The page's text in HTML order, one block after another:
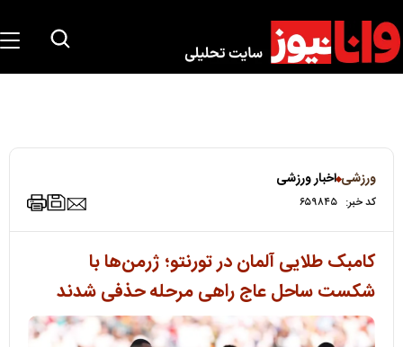
ورزشی اخبار ورزشی
کد خبر: ۶۵۹۸۴۵
کامبک طلایی آلمان در تورنتو؛ ژرمن‌ها با
شکست ساحل عاج راهی مرحله حذفی شدند